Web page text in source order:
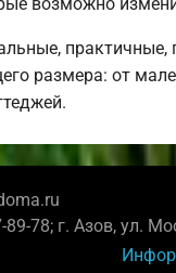
возможно
практичные,
размера: от
89-78; г. Азов, ул.